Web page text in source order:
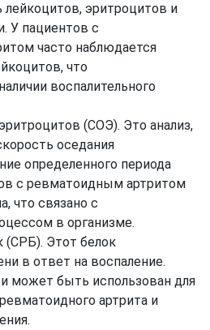
лейкоцитов, эритроцитов и
У пациентов с
часто наблюдается
что
воспалительного
(СОЭ). Это анализ,
оседания
определенного периода
с ревматоидным артритом
что связано с
в организме.
(СРБ). Этот белок
в ответ на воспаление.
может быть использован для
артрита и